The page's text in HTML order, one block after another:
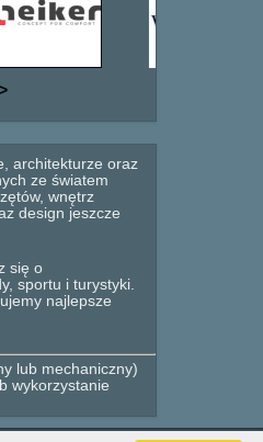
architekturze oraz
ze światem
wnętrz
design jeszcze
się o
sportu i turystyki.
najlepsze
lub mechaniczny)
wykorzystanie